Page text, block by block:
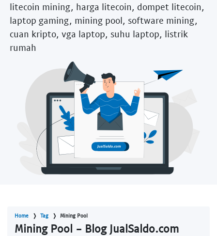
litecoin mining, harga litecoin, dompet litecoin,
laptop gaming, mining pool, software mining,
cuan kripto, vga laptop, suhu laptop, listrik
rumah
Home Tag Mining Pool
Mining Pool - Blog JualSaldo.com